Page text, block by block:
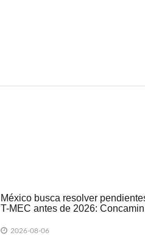
México busca resolver
T-MEC antes de 2026: Concamin
2026-08-06